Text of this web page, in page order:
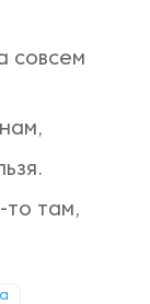
совсем
то там,